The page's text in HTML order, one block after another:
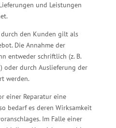
und Leistungen
den Kunden gilt als
Die Annahme der
entweder schriftlich (z. B.
oder durch Auslieferung der
werden.
einer Reparatur eine
bedarf es deren Wirksamkeit
Im Falle einer